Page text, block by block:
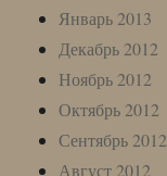
Январь 2013
Декабрь 2012
Ноябрь 2012
Октябрь 2012
Сентябрь 2012
Август 2012